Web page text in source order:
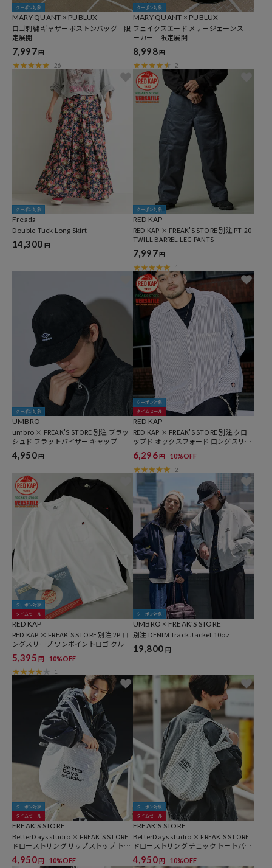
クーポン対象
MARY QUANT × PUBLUX
ロゴ刺繍 ギャザー ボストンバッグ 限
定展開
7,997円
26
クーポン対象
MARY QUANT × PUBLUX
フェイクスエード メリージェーンスニ
ーカー 限定展開
8,998円
2
クーポン対象
Freada
Double-Tuck Long Skirt
14,300 円
クーポン対象
RED KAP
RED KAP × FREAK'S STORE 別注 PT-20
TWILL BARREL LEG PANTS
7,997円
1
クーポン対象
UMBRO
umbro × FREAK'S STORE 別注 ブラッ
シュド フラットバイザー キャップ
4,950 円
クーポン対象
タイムセール
RED KAP
RED KAP × FREAK'S STORE 別注 クロ
ップド オックスフォード ロングスリー
ブ ワークシャツ
6,296 円 10%OFF
2
クーポン対象
タイムセール
RED KAP
RED KAP × FREAK'S STORE 別注 2P ロ
ングスリーブ ワンポイントロゴ クルー
ネック ポケットTシャツ [2枚セット]
5,395 円 10%OFF
1
クーポン対象
UMBRO × FREAK'S STORE
別注 DENIM Track Jacket 10oz
19,800 円
クーポン対象
タイムセール
FREAK'S STORE
BetterDays studio × FREAK'S STORE
ドローストリング リップストップ トー
トバッグ
4,950円 10%OFF
クーポン対象
タイムセール
FREAK'S STORE
BetterDays studio × FREAK'S STORE
ドローストリング チェック トートバッ
グ
4,950円 10%OFF